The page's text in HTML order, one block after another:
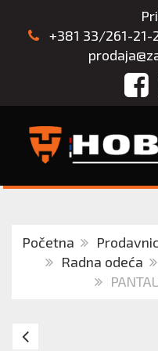
+381 33/261-21-
Početna
Radna odeća
DX4